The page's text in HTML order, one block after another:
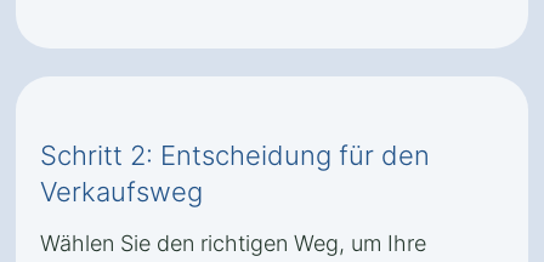
Schritt 2: Entscheidung für den
Verkaufsweg
Wählen Sie den richtigen Weg, um Ihre